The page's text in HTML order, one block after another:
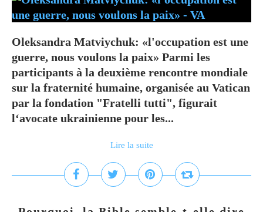
Oleksandra Matviychuk: «l'occupation est une
guerre, nous voulons la paix» Parmi les
participants à la deuxième rencontre mondiale
sur la fraternité humaine, organisée au Vatican
par la fondation "Fratelli tutti", figurait
l‘avocate ukrainienne pour les...
Lire la suite